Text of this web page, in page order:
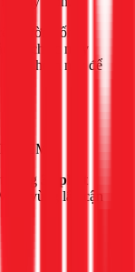
đường ống
vệ chiếc máy
ngay hôm nay để
trong
30 phút
và vùng lân cận